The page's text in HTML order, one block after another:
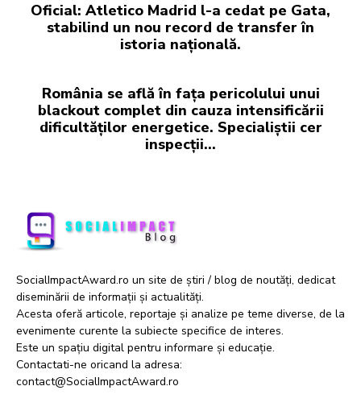
Oficial: Atletico Madrid l-a cedat pe Gata,
stabilind un nou record de transfer în
istoria națională.
România se află în fața pericolului unui
blackout complet din cauza intensificării
dificultăților energetice. Specialiștii cer
inspecții…
SocialImpactAward.ro un site de știri / blog de noutăți, dedicat
diseminării de informații și actualități.
Acesta oferă articole, reportaje și analize pe teme diverse, de la
evenimente curente la subiecte specifice de interes.
Este un spațiu digital pentru informare și educație.
Contactati-ne oricand la adresa:
contact@SocialImpactAward.ro